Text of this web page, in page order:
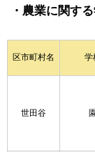
・農業に関す
区市町村名 学
世田谷